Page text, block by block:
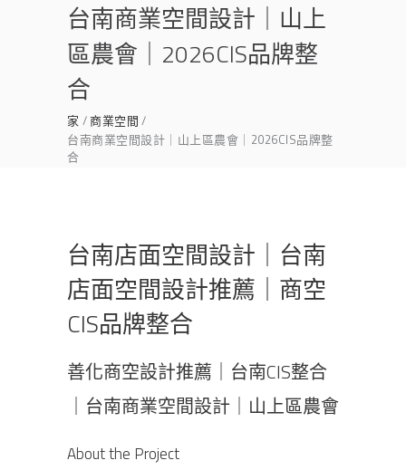
台南商業空間設計｜山上
區農會｜2026CIS品牌整
合
家
商業空間
台南商業空間設計｜山上區農會｜2026CIS品牌整
合
台南店面空間設計｜台南
店面空間設計推薦｜商空
CIS品牌整合
善化商空設計推薦｜台南CIS整合
｜台南商業空間設計｜山上區農會
About the Project